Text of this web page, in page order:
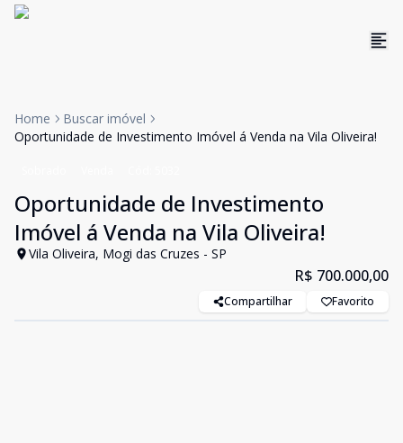
Home
Buscar imóvel
Oportunidade de Investimento Imóvel á Venda na Vila Oliveira!
Oportunidade de Investimento
Imóvel á Venda na Vila Oliveira!
Vila Oliveira, Mogi das Cruzes - SP
R$ 700.000,00
Compartilhar Favorito